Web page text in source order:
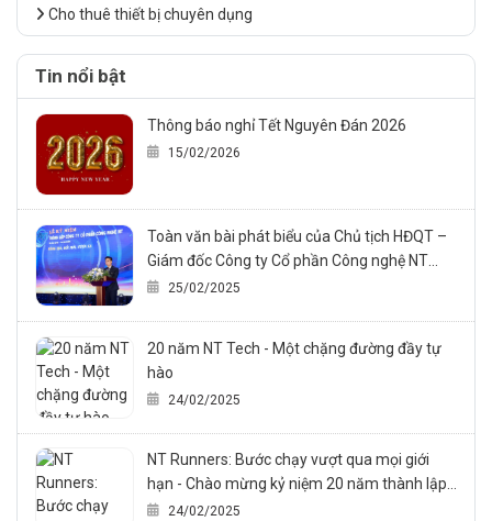
Cho thuê thiết bị chuyên dụng
Tin nổi bật
Thông báo nghỉ Tết Nguyên Đán 2026
15/02/2026
Toàn văn bài phát biểu của Chủ tịch HĐQT –
Giám đốc Công ty Cổ phần Công nghệ NT
trong sự kiện Kỷ niệm 20 năm thành lập công
25/02/2025
20 năm NT Tech - Một chặng đường đầy tự
hào
24/02/2025
NT Runners: Bước chạy vượt qua mọi giới
hạn - Chào mừng kỷ niệm 20 năm thành lập
NT Technology., JSC
24/02/2025